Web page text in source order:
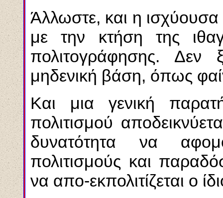
Άλλωστε, και η ισχύουσα
με την κτήση της
πολιτογράφησης.
μηδενική βάση, όπως
Και μια γενική
πολιτισμού
δυνατότητα να
πολιτισμούς και
να απο-εκπολιτίζεται ο